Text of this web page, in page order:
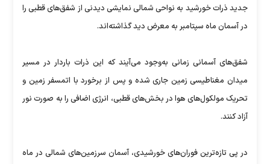
جدید ذرات خورشید به نواحی شمالی نمایشی دیدنی از شفق‌های قطبی را
در آسمان ماه سپتامبر به معرض دید گذاشته‌اند.
شفق‌های آسمانی زمانی به‌وجود می‌آیند که این ذرات باردار در مسیر
میدان مغناطیسی زمین جاری شده و پس از برخورد با اتمسفر زمین و
تحریک مولکول‌های هوا در بخش‌های قطبی، انرژی اضافی را به صورت نور
آزاد کنند.
در پی تازه‌ترین فوران‌های خورشیدی، آسمان سرزمین‌های شمالی در ماه